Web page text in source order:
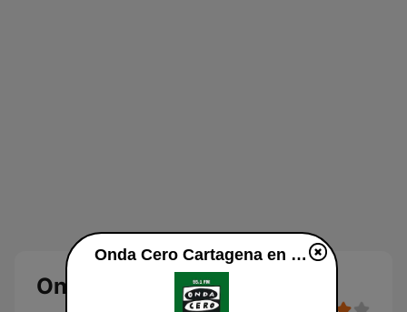
Onda Cero Cartagena
Onda Cero Cartagena en vivo